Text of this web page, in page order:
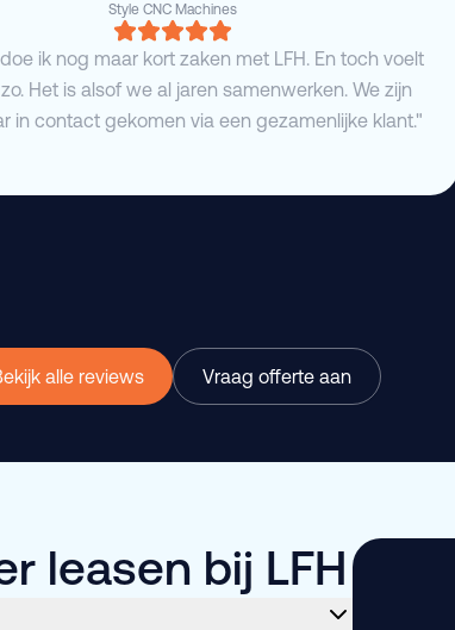
Style CNC Machines
ik nog maar kort zaken met LFH. En toch voelt
Het is alsof we al jaren samenwerken. We zijn
in contact gekomen via een gezamenlijke klant."
alle reviews Vraag offerte aan
leasen bij LFH